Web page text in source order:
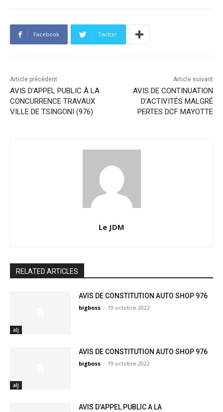
Facebook Twitter
Article précédent
AVIS D’APPEL PUBLIC À LA
CONCURRENCE TRAVAUX
VILLE DE TSINGONI (976)
Article suivant
AVIS DE CONTINUATION
D’ACTIVITÉS MALGRÉ
PERTES DCF MAYOTTE
Le JDM
RELATED ARTICLES
alj
AVIS DE CONSTITUTION AUTO SHOP 976
bigboss - 19 octobre 2022
alj
AVIS DE CONSTITUTION AUTO SHOP 976
bigboss - 19 octobre 2022
AVIS D’APPEL PUBLIC A LA